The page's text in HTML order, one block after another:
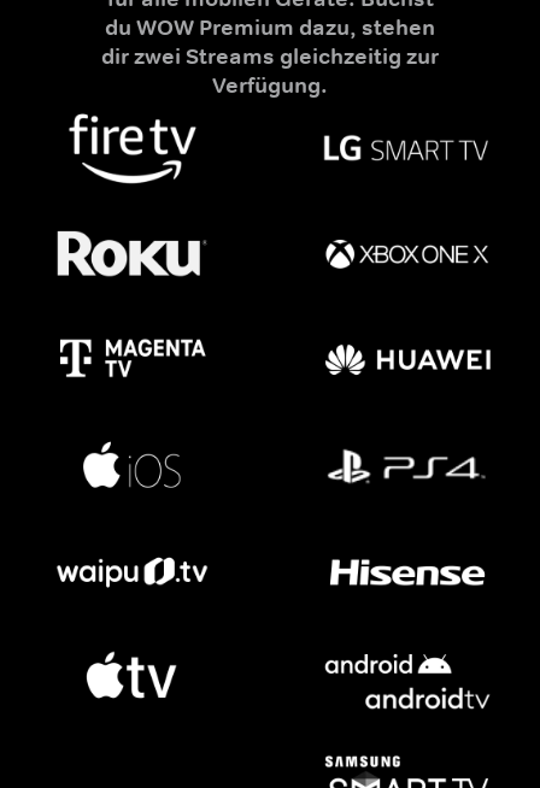
du WOW Premium dazu, stehen
dir zwei Streams gleichzeitig zur
Verfügung.